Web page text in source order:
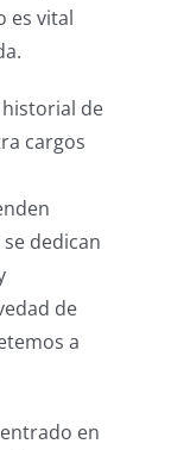
es vital
de
cargos
dedican
de
a
en